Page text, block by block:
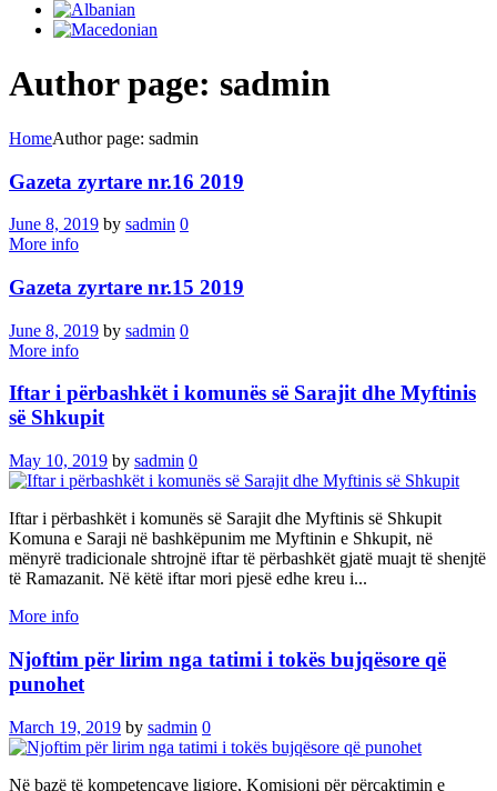
Author page: sadmin
HomeAuthor page: sadmin
Gazeta zyrtare nr.16 2019
June 8, 2019 by sadmin 0
More info
Gazeta zyrtare nr.15 2019
June 8, 2019 by sadmin 0
More info
Iftar i përbashkët i komunës së Sarajit dhe Myftinis
së Shkupit
May 10, 2019 by sadmin 0
Iftar i përbashkët i komunës së Sarajit dhe Myftinis së Shkupit
Komuna e Saraji në bashkëpunim me Myftinin e Shkupit, në
mënyrë tradicionale shtrojnë iftar të përbashkët gjatë muajt të shenjtë
të Ramazanit. Në këtë iftar mori pjesë edhe kreu i...
More info
Njoftim për lirim nga tatimi i tokës bujqësore që
punohet
March 19, 2019 by sadmin 0
Në bazë të kompetencave ligjore, Komisioni për përcaktimin e